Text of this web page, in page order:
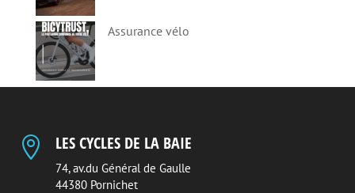
Assurance vélo
 LES CYCLES DE LA BAIE
74, av.du Général de Gaulle
44380 Pornichet